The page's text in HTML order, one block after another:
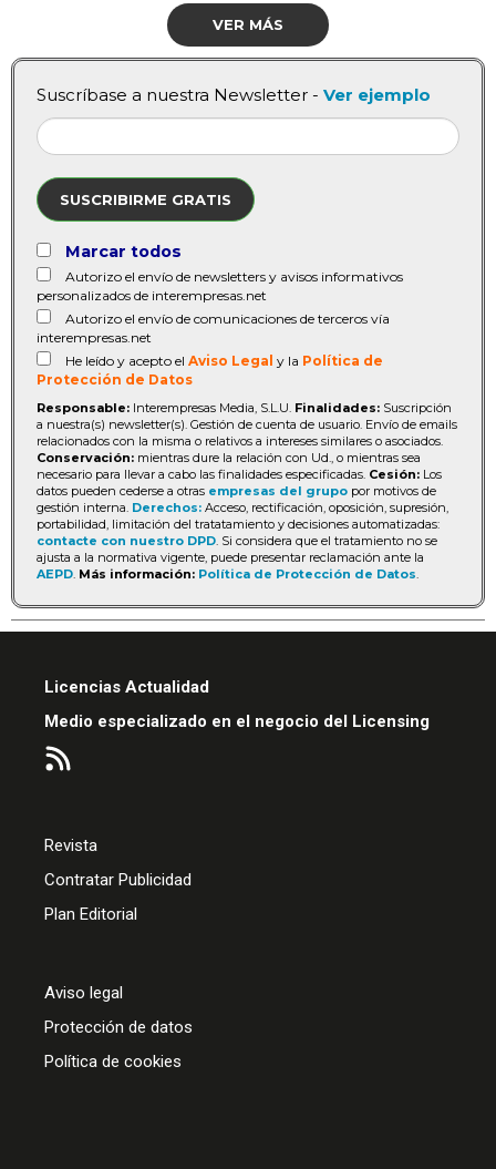
VER MÁS
Suscríbase a nuestra Newsletter - Ver ejemplo
SUSCRIBIRME GRATIS
Marcar todos
Autorizo el envío de newsletters y avisos informativos
personalizados de interempresas.net
Autorizo el envío de comunicaciones de terceros vía
interempresas.net
He leído y acepto el Aviso Legal y la Política de
Protección de Datos
Responsable: Interempresas Media, S.L.U. Finalidades: Suscripción
a nuestra(s) newsletter(s). Gestión de cuenta de usuario. Envío de emails
relacionados con la misma o relativos a intereses similares o asociados.
Conservación: mientras dure la relación con Ud., o mientras sea
necesario para llevar a cabo las finalidades especificadas. Cesión: Los
datos pueden cederse a otras empresas del grupo por motivos de
gestión interna. Derechos: Acceso, rectificación, oposición, supresión,
portabilidad, limitación del tratatamiento y decisiones automatizadas:
contacte con nuestro DPD. Si considera que el tratamiento no se
ajusta a la normativa vigente, puede presentar reclamación ante la
AEPD. Más información: Política de Protección de Datos.
Licencias Actualidad
Medio especializado en el negocio del Licensing
Revista
Contratar Publicidad
Plan Editorial
Aviso legal
Protección de datos
Política de cookies